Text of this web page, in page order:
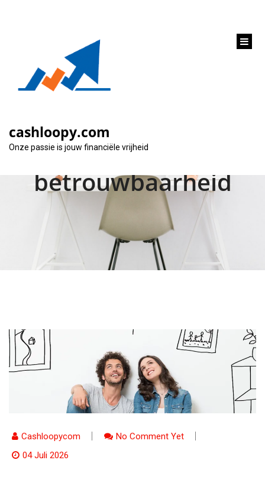
cashloopy.com
Onze passie is jouw financiële vrijheid
Geld lenen bij
Leemans:
transparantie en
betrouwbaarheid
Cashloopycom
No Comment Yet
04 Juli 2026